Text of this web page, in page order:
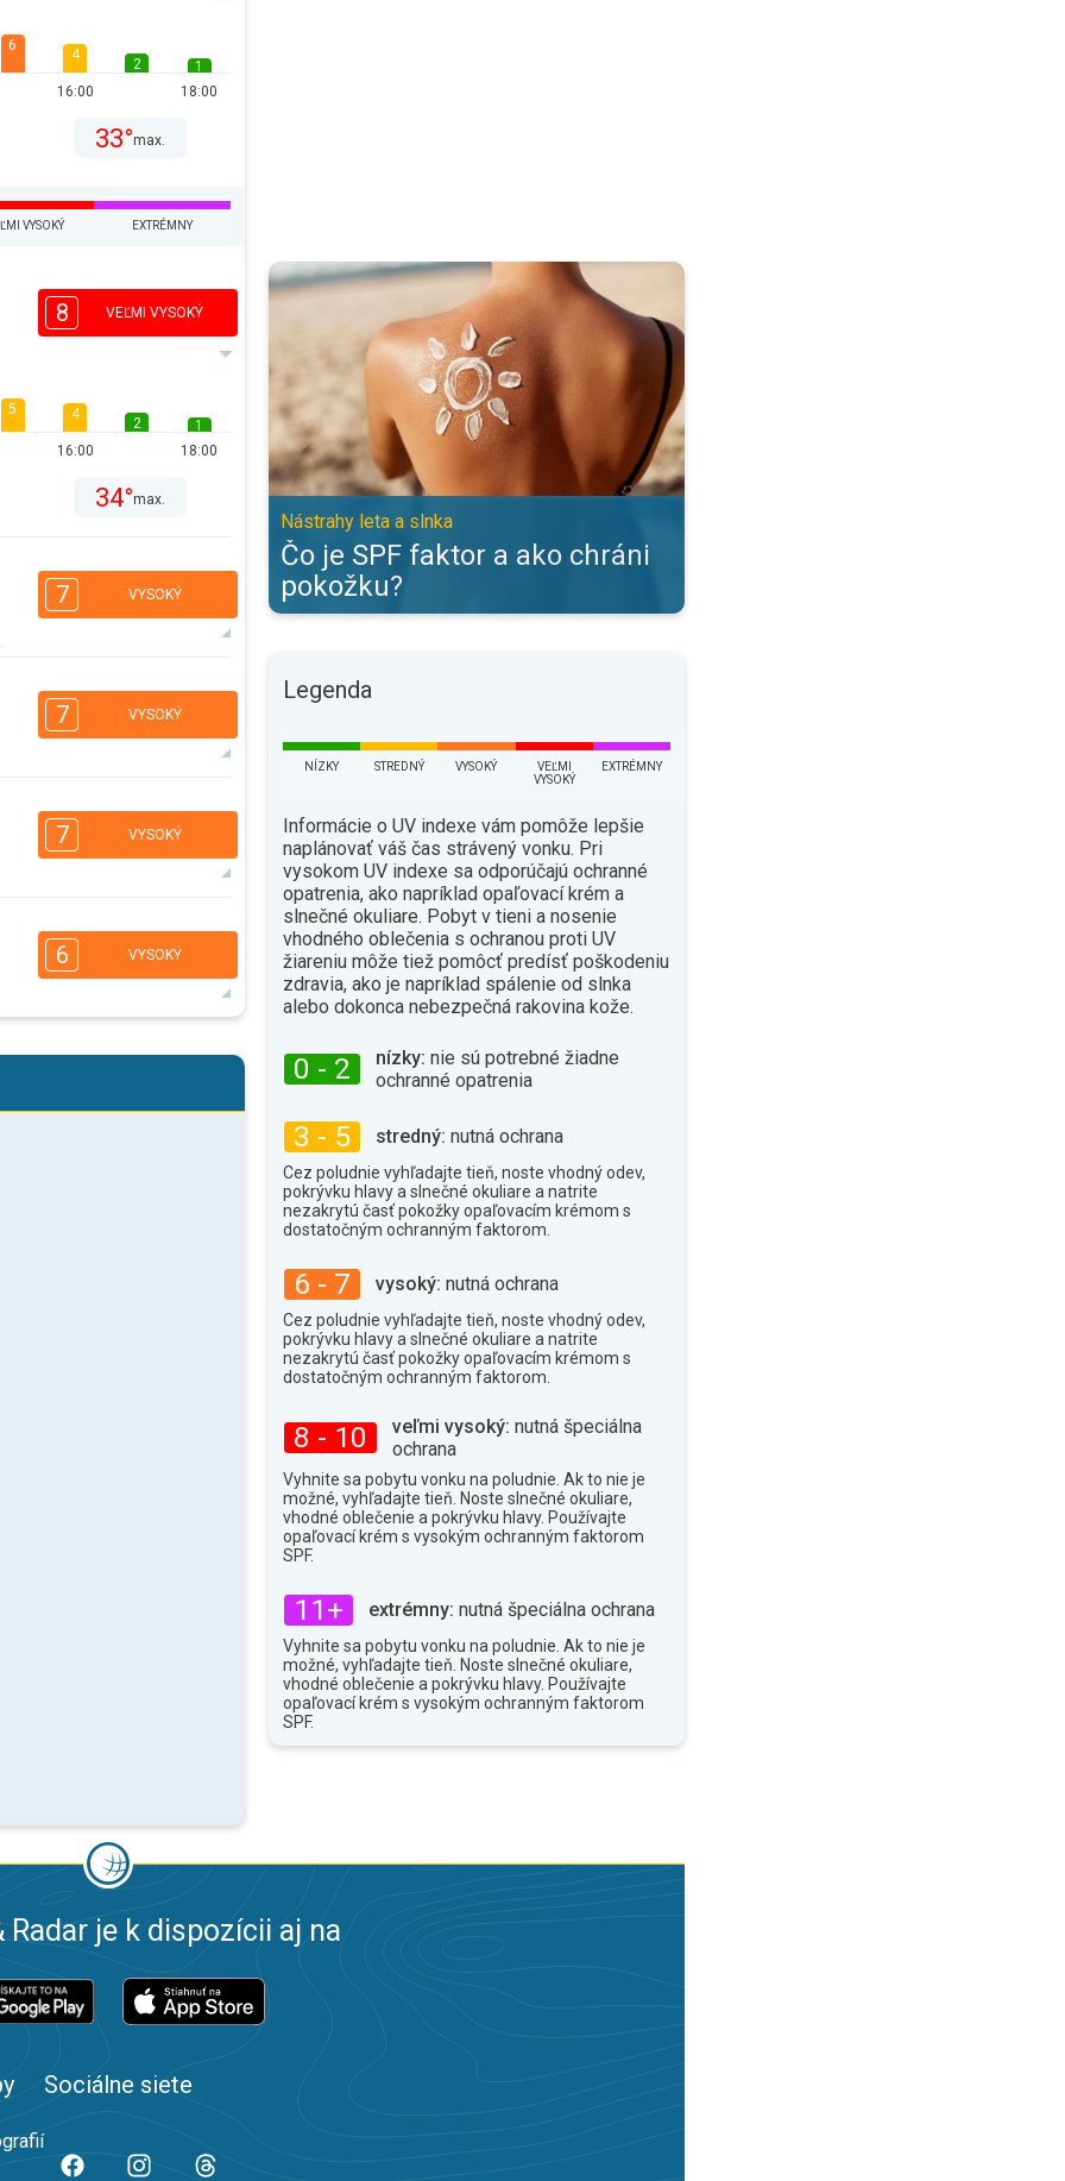
6
4
16:00
2
1
18:00
33°max.
VYSOKÝ EXTRÉMNY
8 VEĽMI VYSOKÝ
5 4
16:00
2
1
18:00
34°max.
7 VYSOKÝ
3
16:00
36°max.
7 VYSOKÝ
3
16:00
33°max.
7 VYSOKÝ
3
16:00
32°max.
6 VYSOKÝ
3
2
1
Čo je SPF faktor a ako chráni pokožku?. Nástrahy leta a slnka. . .
Nástrahy leta a slnka
Čo je SPF faktor a ako chráni
pokožku?
Legenda
NÍZKY STREDNÝ VYSOKÝ
VEĽMI
VYSOKÝ
EXTRÉMNY
Informácie o UV indexe vám pomôže lepšie
naplánovať váš čas strávený vonku. Pri
vysokom UV indexe sa odporúčajú ochranné
opatrenia, ako napríklad opaľovací krém a
slnečné okuliare. Pobyt v tieni a nosenie
vhodného oblečenia s ochranou proti UV
žiareniu môže tiež pomôcť predísť poškodeniu
zdravia, ako je napríklad spálenie od slnka
alebo dokonca nebezpečná rakovina kože.
0 - 2 nízky: nie sú potrebné žiadne
ochranné opatrenia
3 - 5 stredný: nutná ochrana
Cez poludnie vyhľadajte tieň, noste vhodný odev,
pokrývku hlavy a slnečné okuliare a natrite
nezakrytú časť pokožky opaľovacím krémom s
dostatočným ochranným faktorom.
6 - 7 vysoký: nutná ochrana
Cez poludnie vyhľadajte tieň, noste vhodný odev,
pokrývku hlavy a slnečné okuliare a natrite
nezakrytú časť pokožky opaľovacím krémom s
dostatočným ochranným faktorom.
8 - 10 veľmi vysoký: nutná špeciálna
ochrana
Vyhnite sa pobytu vonku na poludnie. Ak to nie je
možné, vyhľadajte tieň. Noste slnečné okuliare,
vhodné oblečenie a pokrývku hlavy. Používajte
opaľovací krém s vysokým ochranným faktorom
SPF.
11+ extrémny: nutná špeciálna ochrana
Vyhnite sa pobytu vonku na poludnie. Ak to nie je
možné, vyhľadajte tieň. Noste slnečné okuliare,
vhodné oblečenie a pokrývku hlavy. Používajte
opaľovací krém s vysokým ochranným faktorom
SPF.
Radar je k dispozícii aj na
Sociálne siete